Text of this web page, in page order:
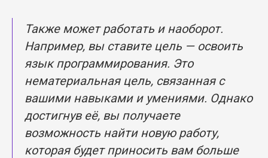
Также может работать и наоборот.
Например, вы ставите цель — освоить
язык программирования. Это
нематериальная цель, связанная с
вашими навыками и умениями. Однако
достигнув её, вы получаете
возможность найти новую работу,
которая будет приносить вам больше